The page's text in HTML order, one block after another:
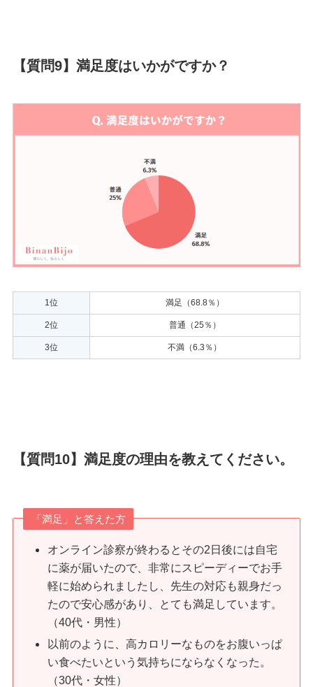
【質問9】満足度はいかがですか？
1位 満足（68.8％）
2位 普通（25％）
3位 不満（6.3％）
【質問10】満足度の理由を教えてください。
「満足」と答えた方
オンライン診察が終わるとその2日後には自宅
に薬が届いたので、非常にスピーディーでお手
軽に始められましたし、先生の対応も親身だっ
たので安心感があり、とても満足しています。
（40代・男性）
以前のように、高カロリーなものをお腹いっぱ
い食べたいという気持ちにならなくなった。
（30代・女性）